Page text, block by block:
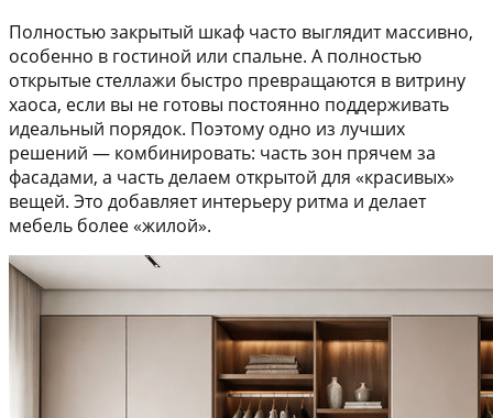
Полностью закрытый шкаф часто выглядит массивно,
особенно в гостиной или спальне. А полностью
открытые стеллажи быстро превращаются в витрину
хаоса, если вы не готовы постоянно поддерживать
идеальный порядок. Поэтому одно из лучших
решений — комбинировать: часть зон прячем за
фасадами, а часть делаем открытой для «красивых»
вещей. Это добавляет интерьеру ритма и делает
мебель более «жилой».